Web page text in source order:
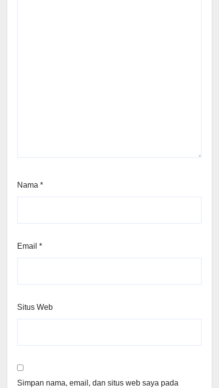
Nama *
Email *
Situs Web
Simpan nama, email, dan situs web saya pada